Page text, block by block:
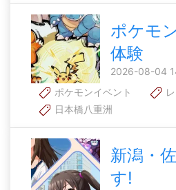
ポケモ
体験
2026-08-04
ポケモンイベント
日本橋八重洲
新潟・
す!